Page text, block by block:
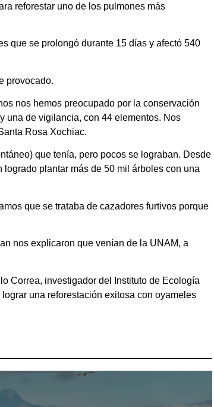
reforestar uno de los pulmones más
que se prolongó durante 15 días y afectó 540
provocado.
nos hemos preocupado por la conservación
una de vigilancia, con 44 elementos. Nos
Rosa Xochiac.
que tenía, pero pocos se lograban. Desde
plantar más de 50 mil árboles con una
que se trataba de cazadores furtivos porque
nos explicaron que venían de la UNAM, a
Correa, investigador del Instituto de Ecología
una reforestación exitosa con oyameles